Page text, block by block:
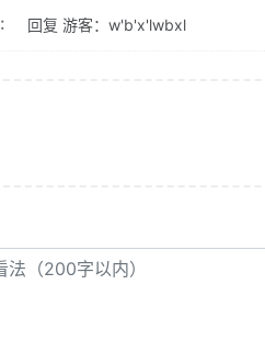
： 回复 游客：w'b'x'lwbxl